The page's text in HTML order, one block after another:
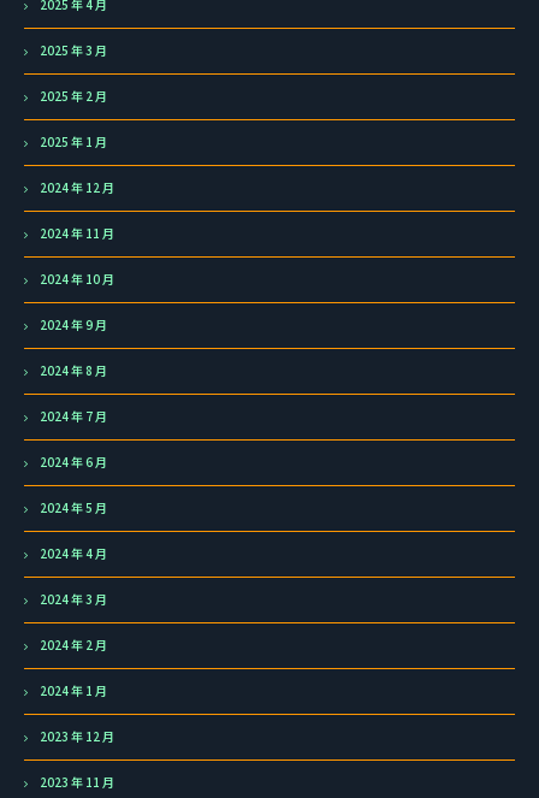
2025 年 4 月
2025 年 3 月
2025 年 2 月
2025 年 1 月
2024 年 12 月
2024 年 11 月
2024 年 10 月
2024 年 9 月
2024 年 8 月
2024 年 7 月
2024 年 6 月
2024 年 5 月
2024 年 4 月
2024 年 3 月
2024 年 2 月
2024 年 1 月
2023 年 12 月
2023 年 11 月